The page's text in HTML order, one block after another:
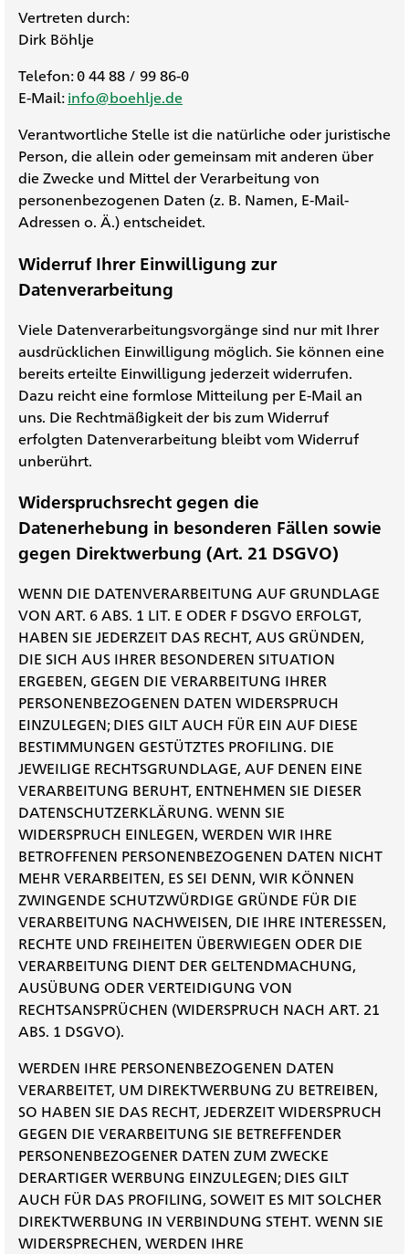
Vertreten durch:
Dirk Böhlje
Telefon: 0 44 88 / 99 86-0
E-Mail:info@boehlje.de
Verantwortliche Stelle ist die natürliche oder juristische
Person, die allein oder gemeinsam mit anderen über
die Zwecke und Mittel der Verarbeitung von
personenbezogenen Daten (z. B. Namen, E-Mail-
Adressen o. Ä.) entscheidet.
Widerruf Ihrer Einwilligung zur
Datenverarbeitung
Viele Datenverarbeitungsvorgänge sind nur mit Ihrer
ausdrücklichen Einwilligung möglich. Sie können eine
bereits erteilte Einwilligung jederzeit widerrufen.
Dazu reicht eine formlose Mitteilung per E-Mail an
uns. Die Rechtmäßigkeit der bis zum Widerruf
erfolgten Datenverarbeitung bleibt vom Widerruf
unberührt.
Widerspruchsrecht gegen die
Datenerhebung in besonderen Fällen sowie
gegen Direktwerbung (Art. 21 DSGVO)
WENN DIE DATENVERARBEITUNG AUF GRUNDLAGE
VON ART. 6 ABS. 1 LIT. E ODER F DSGVO ERFOLGT,
HABEN SIE JEDERZEIT DAS RECHT, AUS GRÜNDEN,
DIE SICH AUS IHRER BESONDEREN SITUATION
ERGEBEN, GEGEN DIE VERARBEITUNG IHRER
PERSONENBEZOGENEN DATEN WIDERSPRUCH
EINZULEGEN; DIES GILT AUCH FÜR EIN AUF DIESE
BESTIMMUNGEN GESTÜTZTES PROFILING. DIE
JEWEILIGE RECHTSGRUNDLAGE, AUF DENEN EINE
VERARBEITUNG BERUHT, ENTNEHMEN SIE DIESER
DATENSCHUTZERKLÄRUNG. WENN SIE
WIDERSPRUCH EINLEGEN, WERDEN WIR IHRE
BETROFFENEN PERSONENBEZOGENEN DATEN NICHT
MEHR VERARBEITEN, ES SEI DENN, WIR KÖNNEN
ZWINGENDE SCHUTZWÜRDIGE GRÜNDE FÜR DIE
VERARBEITUNG NACHWEISEN, DIE IHRE INTERESSEN,
RECHTE UND FREIHEITEN ÜBERWIEGEN ODER DIE
VERARBEITUNG DIENT DER GELTENDMACHUNG,
AUSÜBUNG ODER VERTEIDIGUNG VON
RECHTSANSPRÜCHEN (WIDERSPRUCH NACH ART. 21
ABS. 1 DSGVO).
WERDEN IHRE PERSONENBEZOGENEN DATEN
VERARBEITET, UM DIREKTWERBUNG ZU BETREIBEN,
SO HABEN SIE DAS RECHT, JEDERZEIT WIDERSPRUCH
GEGEN DIE VERARBEITUNG SIE BETREFFENDER
PERSONENBEZOGENER DATEN ZUM ZWECKE
DERARTIGER WERBUNG EINZULEGEN; DIES GILT
AUCH FÜR DAS PROFILING, SOWEIT ES MIT SOLCHER
DIREKTWERBUNG IN VERBINDUNG STEHT. WENN SIE
WIDERSPRECHEN, WERDEN IHRE